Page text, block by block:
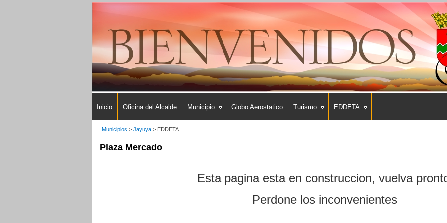
Inicio Oficina del Alcalde Municipio Globo Aerostatico Turismo EDDETA
Municipios > Jayuya> EDDETA
Plaza Mercado
Esta pagina esta en construccion, vuelva
Perdone los inconvenientes